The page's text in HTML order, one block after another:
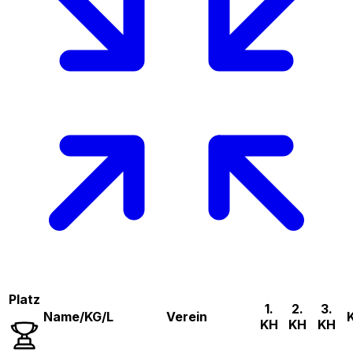
Platz
Name/KG/L
Verein
1.
KH
2.
KH
3.
KH